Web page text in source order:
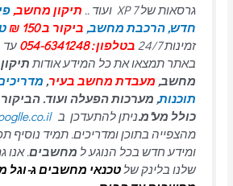
גרסאות של 7 XP ועוד ..
תיקון מחשב,
חדש, הרכבת מחשב, ביקור ב 150 ₪
זמינות 24/7
בטלפון : 054-6341248
באתר תמצאו את כל המידע אודות תיקון
מחשב, מעבדת מחשב בעיר,
תוכנות, מערכות הפעלה ועוד.
כולל מע"מ.ניתן להתעדכן ב
מהצפייה בתוכן ומדריכים. תמיד נוסיף
ומידע חדש בכל הנוגע ל מחשבים. אנו
שלנו בלינק שלטכנאי מחשבים ג-וגל